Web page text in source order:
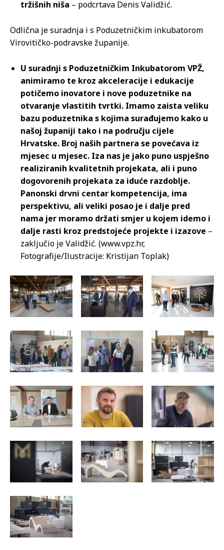
tržišnih niša – podcrtava Denis Validžić.
Odlična je suradnja i s Poduzetničkim inkubatorom
Virovitičko-podravske županije.
U suradnji s Poduzetničkim Inkubatorom VPŽ,
animiramo te kroz akceleracije i edukacije
potičemo inovatore i nove poduzetnike na
otvaranje vlastitih tvrtki. Imamo zaista veliku
bazu poduzetnika s kojima surađujemo kako u
našoj županiji tako i na području cijele
Hrvatske. Broj naših partnera se povećava iz
mjesec u mjesec. Iza nas je jako puno uspješno
realiziranih kvalitetnih projekata, ali i puno
dogovorenih projekata za iduće razdoblje.
Panonski drvni centar kompetencija, ima
perspektivu, ali veliki posao je i dalje pred
nama jer moramo držati smjer u kojem idemo i
dalje rasti kroz predstojeće projekte i izazove –
zaključio je Validžić. (www.vpz.hr,
Fotografije/Ilustracije: Kristijan Toplak)